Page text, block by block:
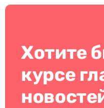
Хотите
курсе